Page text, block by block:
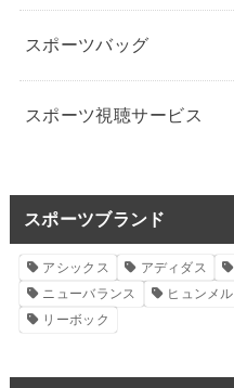
スポーツバッグ
スポーツ視聴サービス
スポーツブランド
アシックス アディダス
ニューバランス
ヒュンメル
リーボック